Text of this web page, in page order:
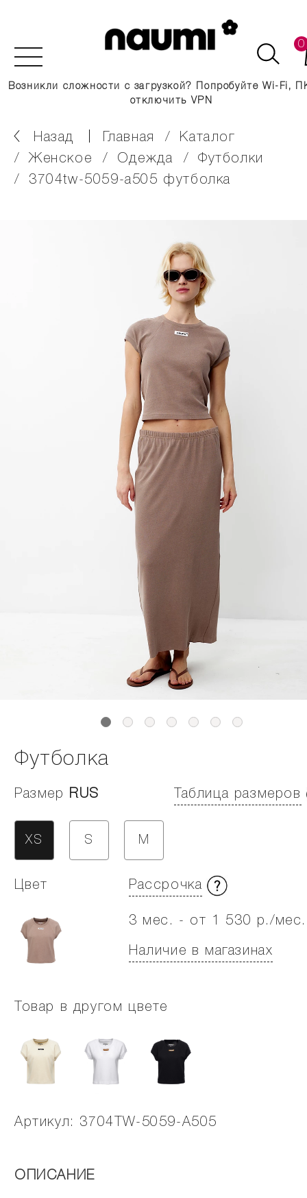
0
Возникли сложности с загрузкой? Попробуйте Wi-Fi,
отключить VPN
Назад главная
каталог
женское
одежда
футболки
3704tw-5059-a505 футболка
Футболка
Размер RUS Таблица размеров
XS S M
Цвет Рассрочка
3 мес. - от 1 530 р./мес.
Наличие в магазинах
Товар в другом цвете
Артикул: 3704TW-5059-A505
ОПИСАНИЕ